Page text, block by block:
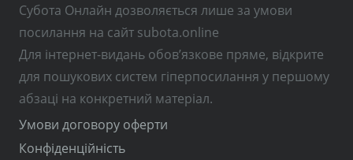
Субота Онлайн дозволяється лише за умови
посилання на сайт subota.online
Для інтернет-видань обов’язкове пряме, відкрите
для пошукових систем гіперпосилання у першому
абзаці на конкретний матеріал.
Умови договору оферти
Конфіденційність